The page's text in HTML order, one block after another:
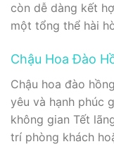
còn dễ dàng kết
một tổng thể hài
Chậu Hoa Đào
Chậu hoa đào
yêu và hạnh phúc
không gian Tết
trí phòng khách